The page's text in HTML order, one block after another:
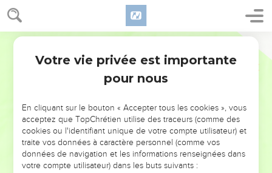
NE MANQUEZ PAS L’ÉVÉNEMENT
DE L’ANNÉE !
ET SI LEURS ERREURS POUVAIENT VOUS ÉVITER LES
VOTRES ?
Votre vie privée est importante
pour nous
En cliquant sur le bouton « Accepter tous les cookies », vous
acceptez que TopChrétien utilise des traceurs (comme des
cookies ou l'identifiant unique de votre compte utilisateur) et
traite vos données à caractère personnel (comme vos
données de navigation et les informations renseignées dans
votre compte utilisateur) dans les buts suivants :